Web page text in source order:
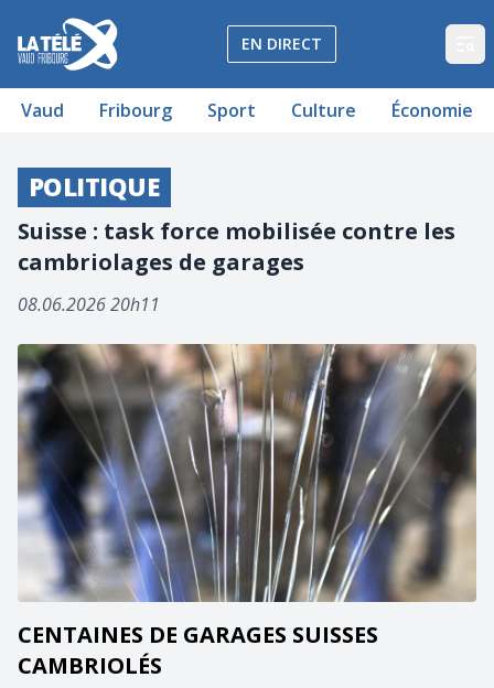
La Télé - Télévision régionale Vaud et Fribourg
EN DIRECT
Vaud Fribourg Sport Culture Économie
POLITIQUE
Suisse : task force mobilisée contre les
cambriolages de garages
08.06.2026 20h11
CENTAINES DE GARAGES SUISSES
CAMBRIOLÉS